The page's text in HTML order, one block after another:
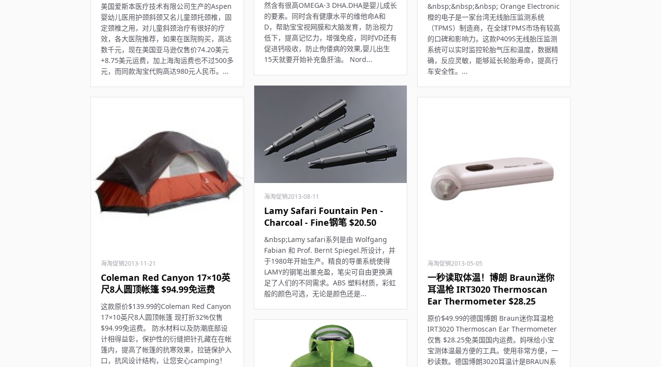
美国爱斯本医疗技术有限公司生产的Aspen
婴幼儿医用护颈斜颈又名儿童颈托颈椎，固
定颈椎之用，对儿童斜颈治疗有很好的疗
效，各大医院推荐，如果在医院购买，高达
数千元，现在美国亚马逊仅售价74.20美元
+8.75美元运费，加上海淘运费也不过500多
元，而同款淘宝代购高达980元人民币。...
海淘促销2013-11-21
Coleman Red Canyon 17×10英
尺8人圆顶帐篷 $94.99免运费
这款原价$139.99的Coleman Red Canyon
17×10英尺8人圆顶帐篷 现打折32%仅售
$94.99免运费。 防水材料以及防潮底部设
计相得益彰，保护性的衍缝把针孔藏在在帐
篷内，提高了帐篷的抗寒效果，拉链保护入
口，抗风设计结构，让您安心camping！
然含有很高OMEGA-3 DHA.DHA是婴儿成长
的要素。同时含有健康水平的维他命A和
D，帮助宝宝视网膜和大脑发育，防治视力
低下，提高记忆力，增强免疫，同时VD还有
促进钙吸收，防止佝偻病的效果,婴儿出生
15天就要开始补充鱼肝油。 Nord...
海淘促销2013-08-11
Lamy Safari Fountain Pen -
Charcoal - Fine钢笔 $20.50
&nbsp;Lamy safari系列是由 Wolfgang
Fabian 和 Prof. Bernt Spiegel.所设计，并
于1980年开始生产。精良的导墨系统使得
LAMY的钢笔出墨充盈，笔尖可自由更换满
足了人们的不同需求。ABS 塑料材质，彩虹
般的颜色可选，无论是颜色还是...
&nbsp;&nbsp;&nbsp; Orange Electronic
橙的电子是一家台湾无线胎压监测系统
（TPMS）制造商，在全球TPMS市场有较高
的口碑和影响力。这款P409S无线胎压监测
系统可以实时监控轮胎气压和温度，数据精
确，反应灵敏，能够延长轮胎寿命，提高行
车安全性。...
海淘促销2013-05-05
一秒读取体温！博朗 Braun迷你
耳温枪 IRT3020 Thermoscan
Ear Thermometer $28.25
原价$49.99的德国博朗 Braun迷你耳温枪
IRT3020 Thermoscan Ear Thermometer
仅售 $28.25免美国国内运费。妈咪给小宝
宝测体温最方便的工具。使用非常方便，一
秒读数。德国博朗3020耳温计是BRAUN系